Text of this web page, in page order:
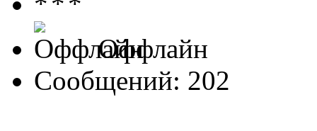
Оффлайн
Сообщений: 202